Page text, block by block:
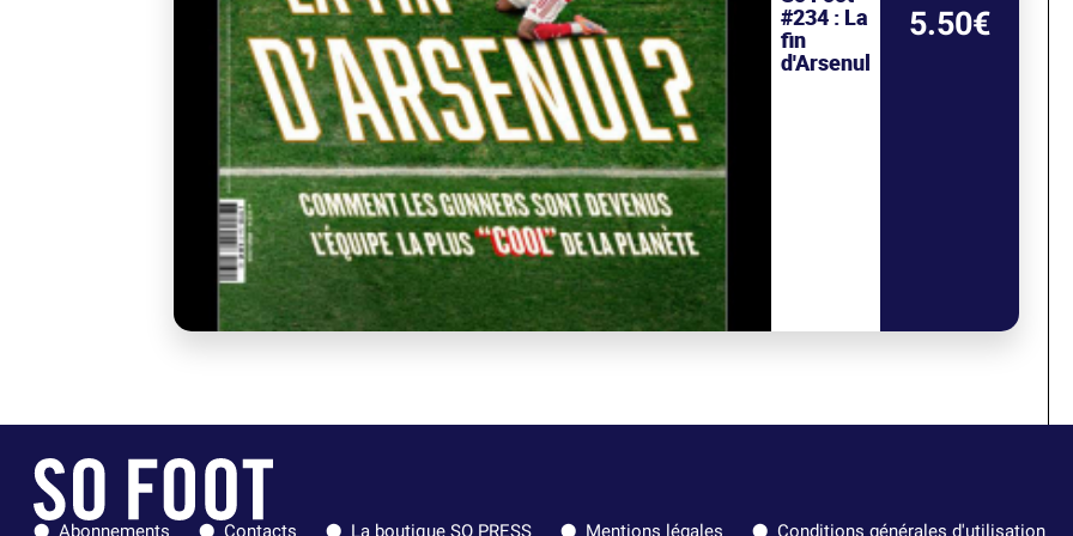
#234 : La
fin
d'Arsenul
5.50€
Abonnements Contacts La boutique SO PRESS Mentions légales Conditions générales d'utilisation